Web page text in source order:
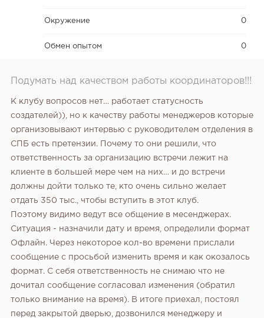
российский...
«Прибыль 20 млн в год, а я ездил на метро»: куда в
интернет-магазине...
Окружение 0
Обмен опытом 0
Подумать над качеством работы координаторов!!!
К клубу вопросов нет… работает статусность
создателей)), но к качеству работы менеджеров которые
организовывают интервью с руководителем отделения в
СПБ есть претензии. Почему то они решили, что
ответственность за организацию встречи лежит на
клиенте в большей мере чем на них… и до встречи
должны дойти только те, кто очень сильно желает
отдать 350 тыс., чтобы вступить в этот клуб.
Поэтому видимо ведут все общение в месенджерах.
Ситуация - назначили дату и время, определили формат
Офлайн. Через некоторое кол-во времени прислали
сообщение с просьбой изменить время и как окозалось
формат. С себя ответственность не снимаю что не
дочитал сообщение согласовал изменения (обратил
только внимание на время). В итоге приехал, постоял
перед закрытой дверью, дозвонился менеджеру и